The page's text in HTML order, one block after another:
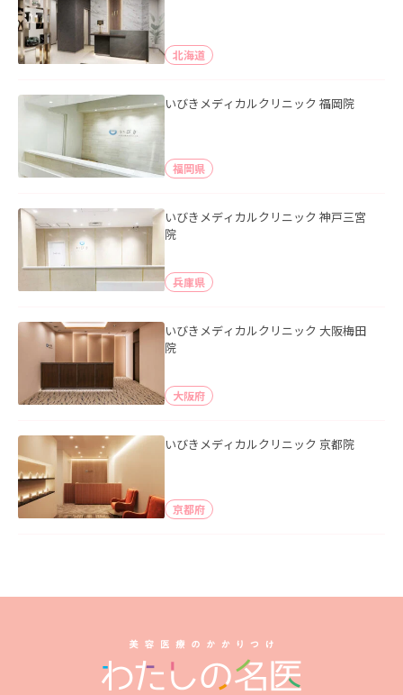
北海道
いびきメディカルクリニック 福岡院
福岡県
いびきメディカルクリニック 神戸三宮
院
兵庫県
いびきメディカルクリニック 大阪梅田
院
大阪府
いびきメディカルクリニック 京都院
京都府